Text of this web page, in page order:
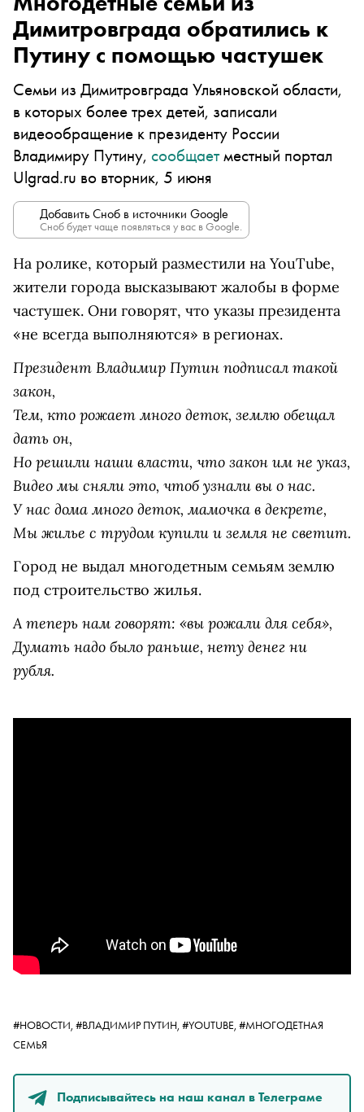
Димитровграда обратились к
Путину с помощью частушек
Семьи из Димитровграда Ульяновской области,
в которых более трех детей, записали
видеообращение к президенту России
Владимиру Путину, сообщаетместный портал
Ulgrad.ru во вторник, 5 июня
Добавить Сноб в источники Google
Сноб будет чаще появляться у вас в Google.
На ролике, который разместили на YouТube,
жители города высказывают жалобы в форме
частушек. Они говорят, что указы президента
«не всегда выполняются» в регионах.
Президент Владимир Путин подписал такой
закон,
Тем, кто рожает много деток, землю обещал
дать он,
Но решили наши власти, что закон им не указ,
Видео мы сняли это, чтоб узнали вы о нас.
У нас дома много деток, мамочка в декрете,
Мы жилье с трудом купили и земля не светит.
Город не выдал многодетным семьям землю
под строительство жилья.
А теперь нам говорят: «вы рожали для себя»,
Думать надо было раньше, нету денег ни
рубля.
#НОВОСТИ, #ВЛАДИМИР ПУТИН, #YOUTUBE, #МНОГОДЕТНАЯ
СЕМЬЯ
Подписывайтесь на наш канал в Телеграме